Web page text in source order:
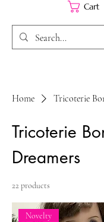
Cart
Home Tricoterie
Tricoterie
Dreamers
22 products
Novelty